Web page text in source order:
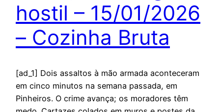
hostil – 15/01/2026
– Cozinha Bruta
[ad_1] Dois assaltos à mão armada aconteceram
em cinco minutos na semana passada, em
Pinheiros. O crime avança; os moradores têm